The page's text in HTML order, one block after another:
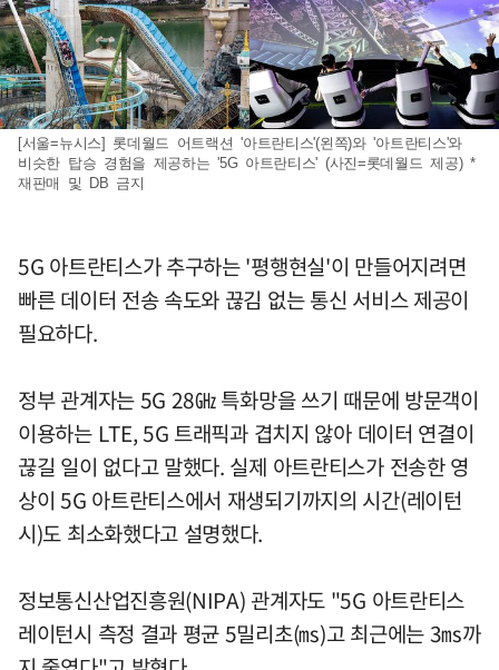
[서울=뉴시스] 롯데월드 어트랙션 '아트란티스'(왼쪽)와 '아트란티스'와
비슷한 탑승 경험을 제공하는 '5G 아트란티스' (사진=롯데월드 제공) *
재판매 및 DB 금지
5G 아트란티스가 추구하는 '평행현실'이 만들어지려면
빠른 데이터 전송 속도와 끊김 없는 통신 서비스 제공이
필요하다.
정부 관계자는 5G 28㎓ 특화망을 쓰기 때문에 방문객이
이용하는 LTE, 5G 트래픽과 겹치지 않아 데이터 연결이
끊길 일이 없다고 말했다. 실제 아트란티스가 전송한 영
상이 5G 아트란티스에서 재생되기까지의 시간(레이턴
시)도 최소화했다고 설명했다.
정보통신산업진흥원(NIPA) 관계자도 "5G 아트란티스
레이턴시 측정 결과 평균 5밀리초(㎳)고 최근에는 3㎳까